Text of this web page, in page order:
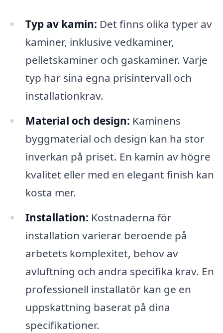
Typ av kamin: Det finns olika typer av
kaminer, inklusive vedkaminer,
pelletskaminer och gaskaminer. Varje
typ har sina egna prisintervall och
installationkrav.
Material och design: Kaminens
byggmaterial och design kan ha stor
inverkan på priset. En kamin av högre
kvalitet eller med en elegant finish kan
kosta mer.
Installation: Kostnaderna för
installation varierar beroende på
arbetets komplexitet, behov av
avluftning och andra specifika krav. En
professionell installatör kan ge en
uppskattning baserat på dina
specifikationer.